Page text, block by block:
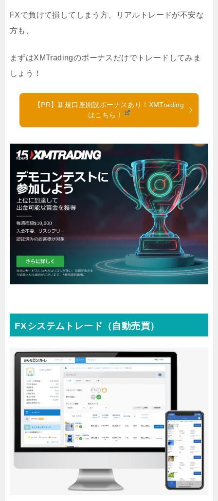
FXで負けて損してしまう方、リアルトレードが不安な
方も、
まずはXMTradingのボーナスだけでトレードしてみま
しょう！
【PR】新規口座開設ボーナスあり！XMTrading
はこちら！
FXシステムトレード（自動売買）